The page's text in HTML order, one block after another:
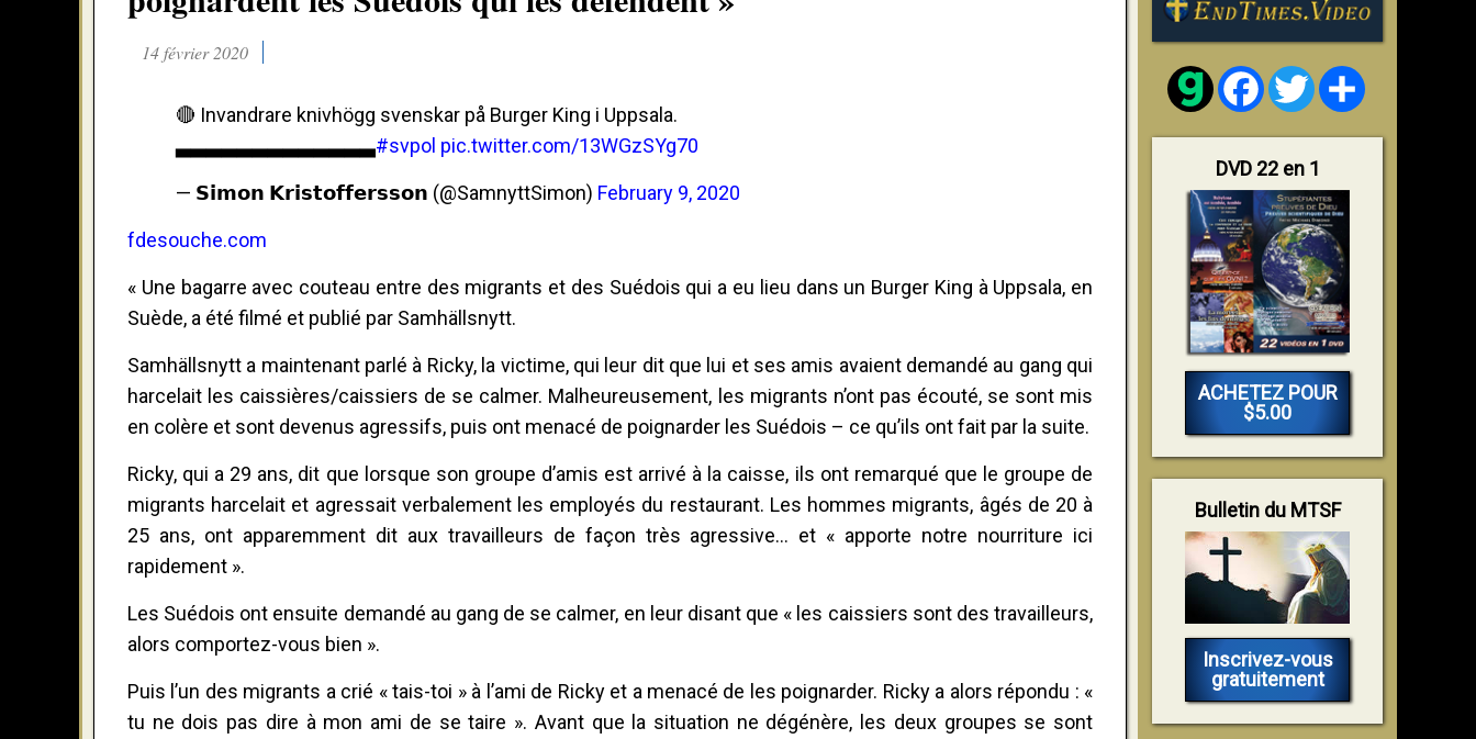
14 février 2020
🔴 Invandrare knivhögg svenskar på Burger King i Uppsala.
▃▃▃▃▃▃▃▃▃▃▃▃▃#svpol pic.twitter.com/13WGzSYg70
— 𝗦𝗶𝗺𝗼𝗻 𝗞𝗿𝗶𝘀𝘁𝗼𝗳𝗳𝗲𝗿𝘀𝘀𝗼𝗻 (@SamnyttSimon) February 9, 2020
fdesouche.com
« Une bagarre avec couteau entre des migrants et des Suédois qui a eu lieu dans un Burger King à Uppsala, en
Suède, a été filmé et publié par Samhällsnytt.
Samhällsnytt a maintenant parlé à Ricky, la victime, qui leur dit que lui et ses amis avaient demandé au gang qui
harcelait les caissières/caissiers de se calmer. Malheureusement, les migrants n’ont pas écouté, se sont mis
en colère et sont devenus agressifs, puis ont menacé de poignarder les Suédois – ce qu’ils ont fait par la suite.
Ricky, qui a 29 ans, dit que lorsque son groupe d’amis est arrivé à la caisse, ils ont remarqué que le groupe de
migrants harcelait et agressait verbalement les employés du restaurant. Les hommes migrants, âgés de 20 à
25 ans, ont apparemment dit aux travailleurs de façon très agressive... et « apporte notre nourriture ici
rapidement ».
Les Suédois ont ensuite demandé au gang de se calmer, en leur disant que « les caissiers sont des travailleurs,
alors comportez-vous bien ».
Puis l’un des migrants a crié « tais-toi » à l’ami de Ricky et a menacé de les poignarder. Ricky a alors répondu : «
tu ne dois pas dire à mon ami de se taire ». Avant que la situation ne dégénère, les deux groupes se sont
FacebookTwitter
DVD 22 en 1
ACHETEZ POUR
$5.00
Bulletin du MTSF
Inscrivez-vous
gratuitement